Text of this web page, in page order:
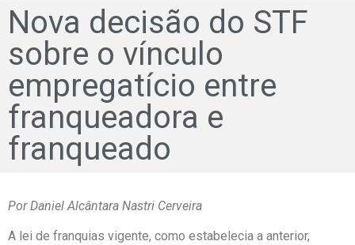
Nova decisão do STF
sobre o vínculo
empregatício entre
franqueadora e
franqueado
Por Daniel Alcântara Nastri Cerveira
A lei de franquias vigente, como estabelecia a anterior,